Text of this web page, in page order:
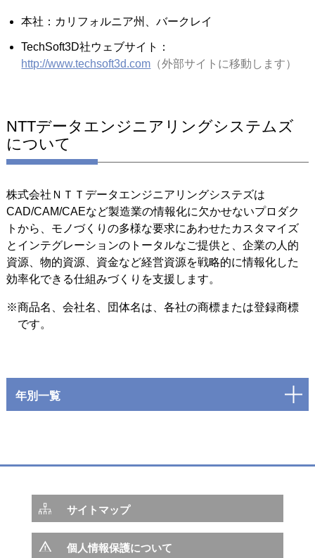
本社：カリフォルニア州、バークレイ
TechSoft3D社ウェブサイト：
http://www.techsoft3d.com （外部サイトに移動します）
NTTデータエンジニアリングシステムズ
について
株式会社ＮＴＴデータエンジニアリングシステズは
CAD/CAM/CAEなど製造業の情報化に欠かせないプロダク
トから、モノづくりの多様な要求にあわせたカスタマイズ
とインテグレーションのトータルなご提供と、企業の人的
資源、物的資源、資金など経営資源を戦略的に情報化した
効率化できる仕組みづくりを支援します。
※商品名、会社名、団体名は、各社の商標または登録商標
です。
年別一覧
サイトマップ
個人情報保護について